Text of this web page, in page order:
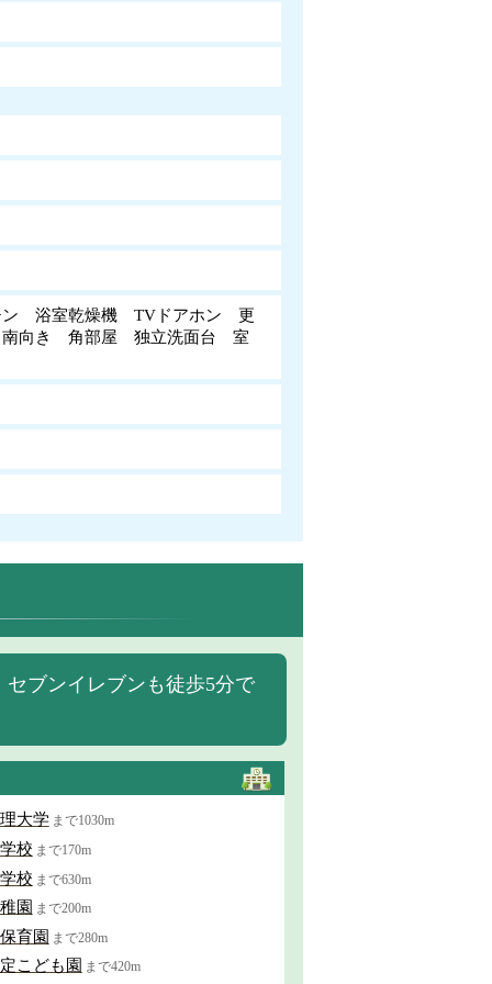
ン 浴室乾燥機 TVドアホン 更
南向き 角部屋 独立洗面台 室
ブンイレブンも徒歩5分で
大学 まで1030m
校 まで170m
校 まで630m
園 まで200m
育園 まで280m
こども園 まで420m